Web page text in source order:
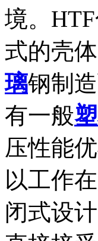
境。
式的壳
璃钢制
有一般
压性能
以工作
闭式设